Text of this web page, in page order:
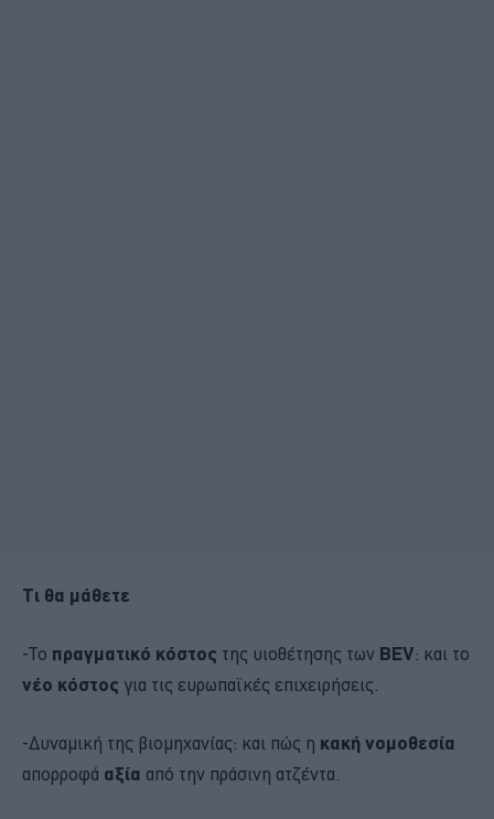
Τι θα μάθετε
-Το πραγματικό κόστος της υιοθέτησης των BEV: και το
νέο κόστος για τις ευρωπαϊκές επιχειρήσεις.
-Δυναμική της βιομηχανίας: και πώς η κακή νομοθεσία
απορροφά αξία από την πράσινη ατζέντα.